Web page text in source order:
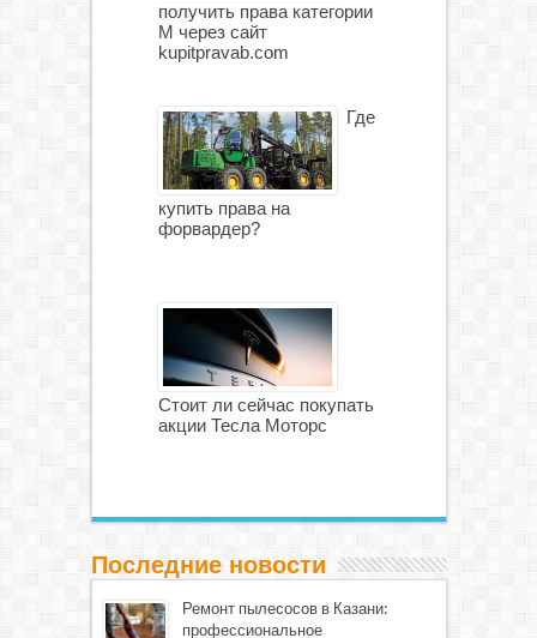
получить права категории
М через сайт
kupitpravab.com
Где
купить права на
форвардер?
Стоит ли сейчас покупать
акции Тесла Моторс
Последние новости
Ремонт пылесосов в Казани:
профессиональное